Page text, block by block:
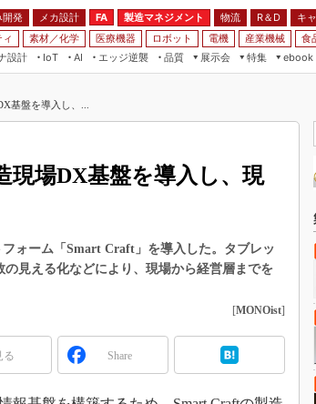
開発 メカ設計 FA 製造マネジメント 物流 R＆D
キ
素材／化学 医療機器 ロボット 電機 産業機械 食
設計
IoT
AI
エッジ逆襲 品質
展示会
JIMTOF
IIFES
TECHNO-FRONTIER
EdgeTech+
日本ものづくりワールド
AUTOMOTIVE WORLD
特集
つながるクルマ
VR／AR
フィールドサービス
組み込み画像技術
組み込みモデリング
ISO26262
ebook
FA
モビリティ
基盤を導入し、...
現場DX基盤を導入し、現
ォーム「Smart Craft」を導入した。タブレッ
見える化などにより、現場から経営層までを
[MONOist]
る Share